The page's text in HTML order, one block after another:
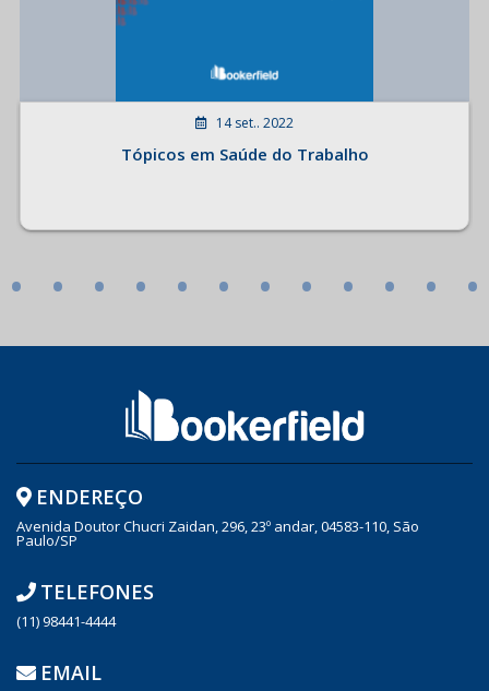
14 set.. 2022
Tópicos em Saúde do Trabalho
• • • • • • • • • • • •
ENDEREÇO
Avenida Doutor Chucri Zaidan, 296, 23º andar, 04583-110, São
Paulo/SP
TELEFONES
(11) 98441-4444
EMAIL